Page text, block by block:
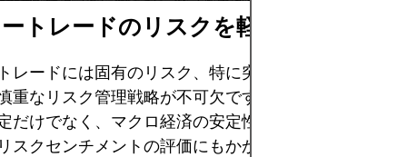
トレードのリスクを軽減する方法
レードには固有のリスク、特に突然の反転に対する
重なリスク管理戦略が不可欠です。キャリー戦略の
だけでなく、マクロ経済の安定性、為替レートの動
スクセンチメントの評価にもかかっています。ここ